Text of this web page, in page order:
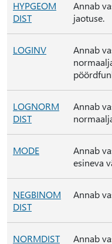
HYPGEOM
DIST
Annab
jaotuse.
LOGINV
Annab
LOGNORM
DIST
Annab
MODE
Annab
esineva
NEGBINOM
DIST
Annab
NORMDIST
Annab